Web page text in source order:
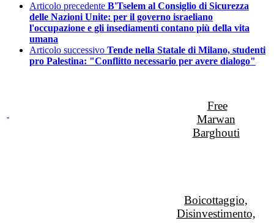
Articolo precedente B'Tselem al Consiglio di Sicurezza
delle Nazioni Unite: per il governo israeliano
l'occupazione e gli insediamenti contano più della vita
umana
Articolo successivo Tende nella Statale di Milano, studenti
pro Palestina: "Conflitto necessario per avere dialogo"
Free
Marwan
Barghouti
Boicottaggio,
Disinvestimento,